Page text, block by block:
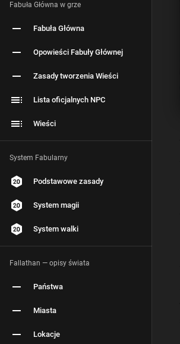
Fabuła Główna w grze
Fabuła Główna
Opowieści Fabuły Głównej
Zasady tworzenia Wieści
Lista oficjalnych NPC
Wieści
System Fabularny
Podstawowe zasady
System magii
System walki
Fallathan — opisy świata
Państwa
Miasta
Lokacje